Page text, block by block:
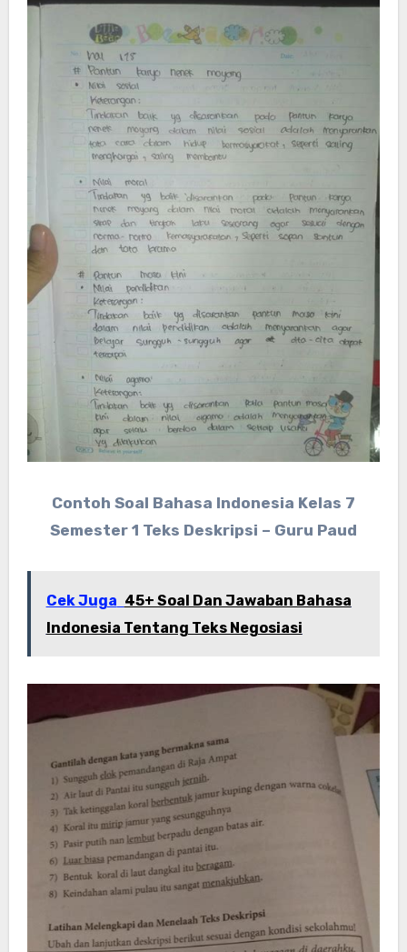
Contoh Soal Bahasa Indonesia Kelas 7
Semester 1 Teks Deskripsi – Guru Paud
Cek Juga 45+ Soal Dan Jawaban Bahasa
Indonesia Tentang Teks Negosiasi